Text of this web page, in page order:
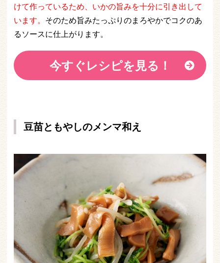
けて作っているため、いかの旨みを十分に引き出して
います。 そのため旨みたっぷりのまろやかでコクのあ
るソースに仕上がります。
今すぐレシピを見る！
豆苗ともやしのメンマ和え